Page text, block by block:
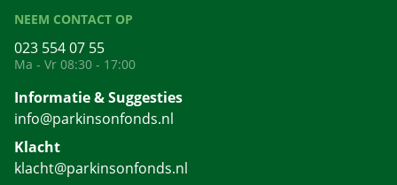
NEEM CONTACT OP
023 554 07 55
Ma - Vr 08:30 - 17:00
Informatie & Suggesties
info@parkinsonfonds.nl
Klacht
klacht@parkinsonfonds.nl